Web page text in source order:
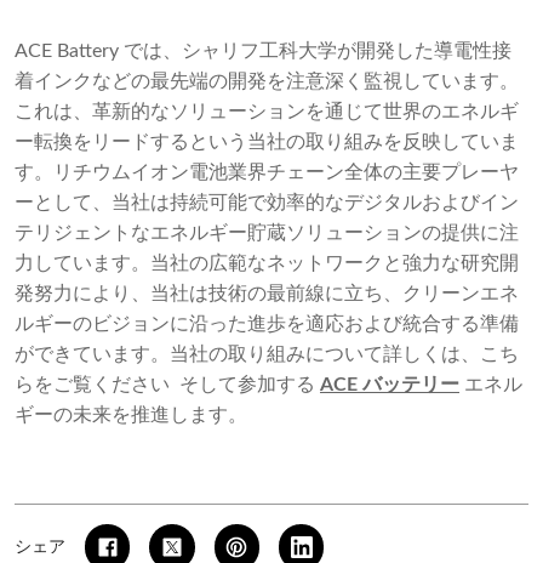
ACE Battery では、シャリフ工科大学が開発した導電性接
着インクなどの最先端の開発を注意深く監視しています。
これは、革新的なソリューションを通じて世界のエネルギ
ー転換をリードするという当社の取り組みを反映していま
す。リチウムイオン電池業界チェーン全体の主要プレーヤ
ーとして、当社は持続可能で効率的なデジタルおよびイン
テリジェントなエネルギー貯蔵ソリューションの提供に注
力しています。当社の広範なネットワークと強力な研究開
発努力により、当社は技術の最前線に立ち、クリーンエネ
ルギーのビジョンに沿った進歩を適応および統合する準備
ができています。当社の取り組みについて詳しくは、こち
らをご覧ください そして参加する ACE バッテリー エネル
ギーの未来を推進します。
シェア